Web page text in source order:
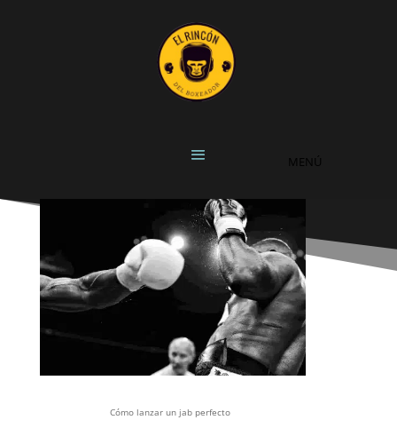
Cómo lanzar un jab perfecto